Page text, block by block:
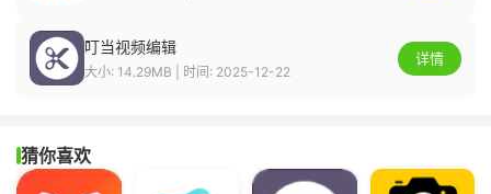
叮当视频编辑
大小: 14.29MB | 时间: 2025-12-22
详情
猜你喜欢